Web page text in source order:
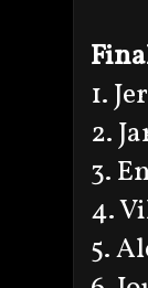
1.
2.
3.
4.
5.